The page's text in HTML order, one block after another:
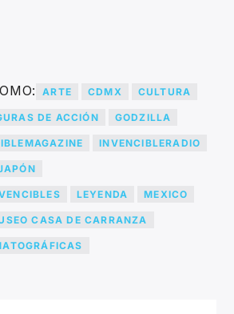
ARTE CDMX CULTURA
DE ACCIÓN GODZILLA
INVENCIBLERADIO
LEYENDA MEXICO
CASA DE CARRANZA